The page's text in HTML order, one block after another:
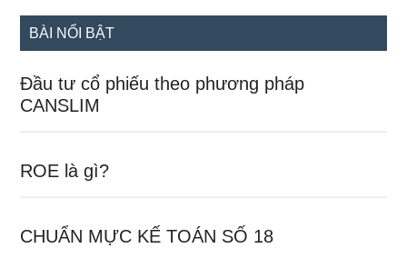
...
BÀI NỔI BẬT
Đầu tư cổ phiếu theo phương pháp
CANSLIM
ROE là gì?
CHUẨN MỰC KẾ TOÁN SỐ 18